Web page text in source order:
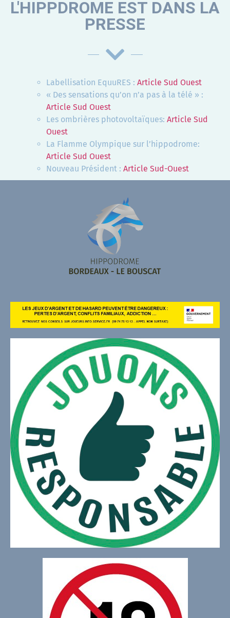
L'HIPPDROME EST DANS LA
PRESSE
Labellisation EquuRES : Article Sud Ouest
« Des sensations qu’on n’a pas à la télé » :
Article Sud Ouest
Les ombrières photovoltaïques: Article Sud
Ouest
La Flamme Olympique sur l’hippodrome:
Article Sud Ouest
Nouveau Président : Article Sud-Ouest